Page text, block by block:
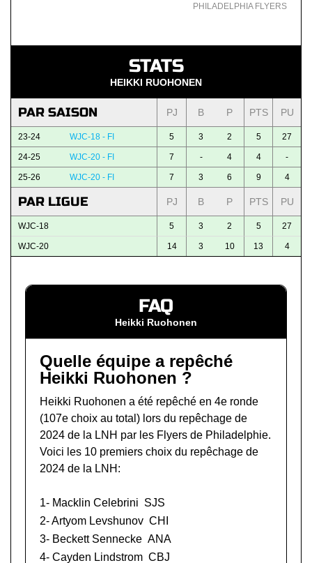
PHILADELPHIA FLYERS
STATS
HEIKKI RUOHONEN
PAR SAISON PJ B P PTS PU
23-24 WJC-18 - FI 5 3 2 5 27
24-25 WJC-20 - FI 7 - 4 4 -
25-26 WJC-20 - FI 7 3 6 9 4
PAR LIGUE PJ B P PTS PU
WJC-18 5 3 2 5 27
WJC-20 14 3 10 13 4
FAQ
Heikki Ruohonen
Quelle équipe a repêché
Heikki Ruohonen ?
Heikki Ruohonen a été repêché en 4e ronde
(107e choix au total) lors du repêchage de
2024 de la LNH par les Flyers de Philadelphie.
Voici les 10 premiers choix du repêchage de
2024 de la LNH:
1- Macklin Celebrini SJS
2-Artyom Levshunov CHI
3- Beckett Sennecke ANA
4- Cayden Lindstrom CBJ